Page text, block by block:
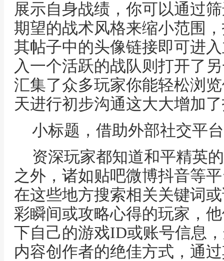
展示自身战绩，你可以通过
期望的战术风格来缩小范围
其帖子中的头像链接即可进
入一个活跃的战队则打开了
汇集了众多玩家你能轻松浏
天进行初步沟通这大大增加
小标题，借助外部社交平
资深玩家都知道和平精英
之外，诸如贴吧微博抖音等
在这些地方搜索相关关键词
彩瞬间或攻略心得的玩家，
下自己的游戏ID或账号信息
内容创作者的绝佳方式，通